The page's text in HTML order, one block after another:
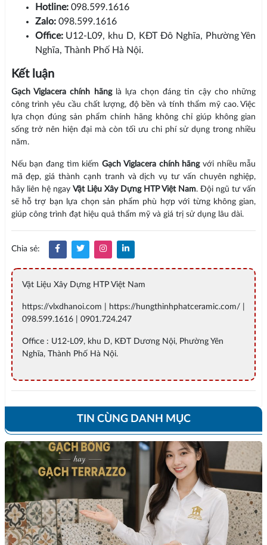
Hotline:098.599.1616
Zalo:098.599.1616
Office:U12-L09, khu D, KĐT Đô Nghĩa, Phường Yên
Nghĩa, Thành Phố Hà Nội.
Kết luận
Gạch Viglacera chính hãnglà lựa chọn đáng tin cậy cho những
công trình yêu cầu chất lượng, độ bền và tính thẩm mỹ cao. Việc
lựa chọn đúng sản phẩm chính hãng không chỉ giúp không gian
sống trở nên hiện đại mà còn tối ưu chi phí sử dụng trong nhiều
năm.
Nếu bạn đang tìm kiếmGạch Viglacera chính hãngvới nhiều mẫu
mã đẹp, giá thành cạnh tranh và dịch vụ tư vấn chuyên nghiệp,
hãy liên hệ ngay Vật Liệu Xây Dựng HTP Việt Nam. Đội ngũ tư vấn
sẽ hỗ trợ bạn lựa chọn sản phẩm phù hợp với từng không gian,
giúp công trình đạt hiệu quả thẩm mỹ và giá trị sử dụng lâu dài.
Chia sẻ:
Vật Liệu Xây Dựng HTP Việt Nam
https://vlxdhanoi.com | https://hungthinhphatceramic.com/ |
098.599.1616 | 0901.724.247
Office : U12-L09, khu D, KĐT Dương Nội, Phường Yên
Nghĩa, Thành Phố Hà Nội.
TIN CÙNG DANH MỤC